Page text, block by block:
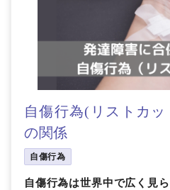
自傷行為(リストカ
の関係
自傷行為
自傷行為は世界中で広く見